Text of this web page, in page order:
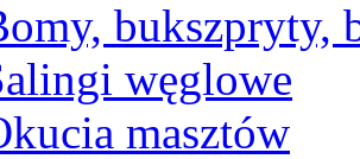
bukszpryty,
węglowe
masztów